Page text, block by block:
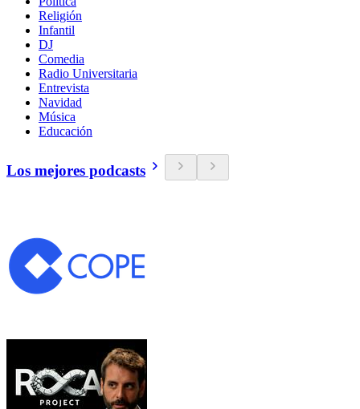
Religión
Infantil
DJ
Comedia
Radio Universitaria
Entrevista
Navidad
Música
Educación
Los mejores podcasts